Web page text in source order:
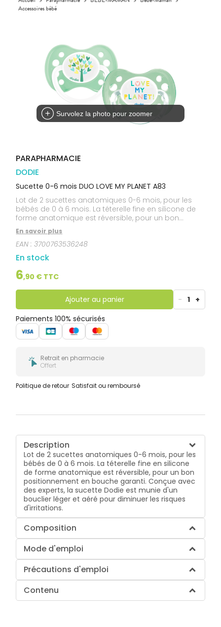
Orthopédie
Aliments
médicaux
Etendre
Vétérinaire
VISAGE-
Corps
Homme
Solaire
Visage
INFORMATIONS
DISPOSITIFS
DE SANTÉ
SCAN
D’ORDONNANCE
Accessoires bébé
Survolez la photo pour zoomer
PARAPHARMACIE
DODIE
Sucette 0-6 mois DUO LOVE MY PLANET A83
Lot de 2 sucettes anatomiques 0-6 mois, pour les
bébés de 0 à 6 mois. La téterelle fine en silicone de
forme anatomique est réversible, pour un bon
positionnement en bouche garanti. Conçue avec
des experts, la sucette Dodie est munie d'un bouclier
léger et aéré pour diminuer les risques d'irritations.
En savoir plus
EAN :3700763536248
En stock
6,90 € TTC
Ajouter au panier - 1 +
Paiements 100% sécurisés
Retrait en pharmacie
Offert
Politique de retour Satisfait ou remboursé
Description
Lot de 2 sucettes anatomiques 0-6 mois, pour les
bébés de 0 à 6 mois. La téterelle fine en silicone
de forme anatomique est réversible, pour un bon
positionnement en bouche garanti. Conçue avec
des experts, la sucette Dodie est munie d'un
bouclier léger et aéré pour diminuer les risques
d'irritations.
Composition
Mode d'emploi
Précautions d'emploi
Contenu